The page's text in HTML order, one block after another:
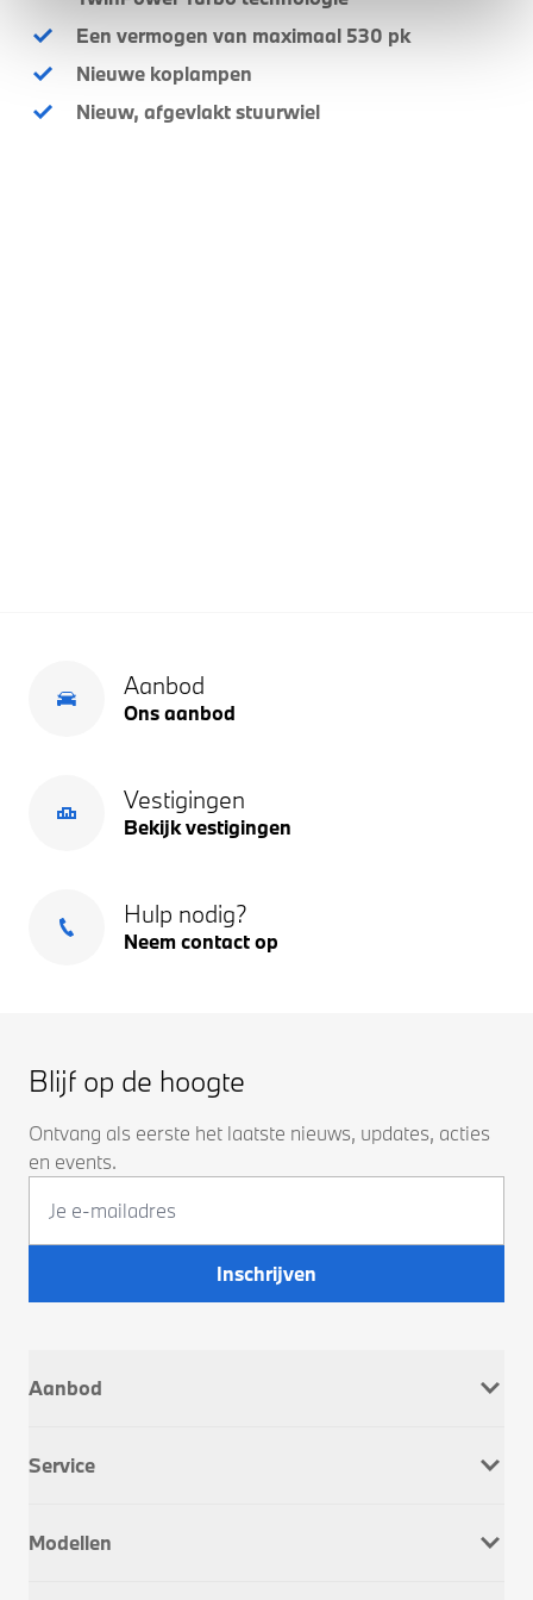
Een vermogen van maximaal 530 pk
Nieuwe koplampen
Nieuw, afgevlakt stuurwiel
Aanbod
Ons aanbod
Vestigingen
Bekijk vestigingen
Hulp nodig?
Neem contact op
Blijf op de hoogte
Ontvang als eerste het laatste nieuws, updates, acties
en events.
Inschrijven
Aanbod
Occasions
Service
Onderhoud & Reparatie
Modellen